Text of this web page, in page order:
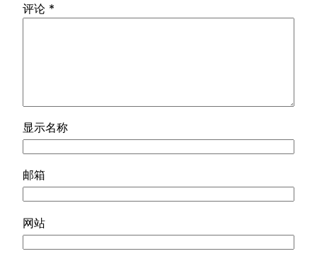
评论 *
显示名称
邮箱
网站